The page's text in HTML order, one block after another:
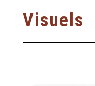
Visuels